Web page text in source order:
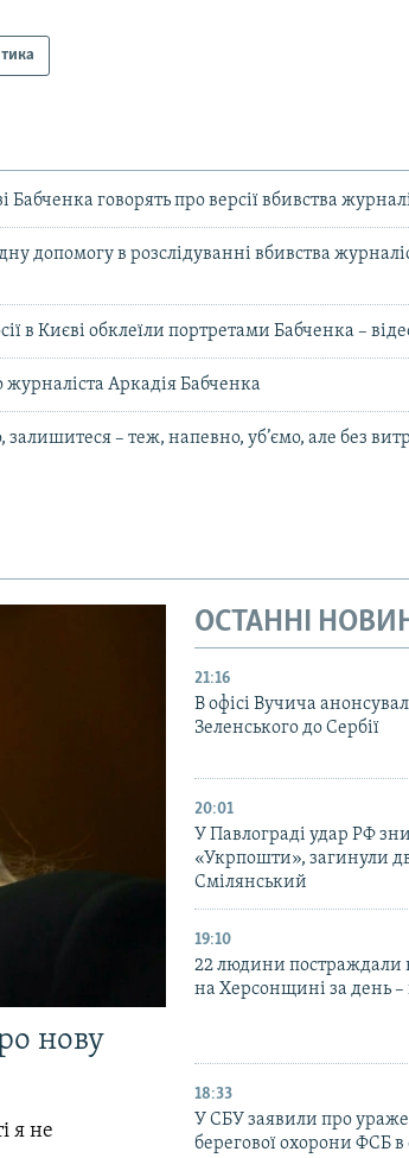
Бабченка говорять про версії вбивства
допомогу в розслідуванні вбивства
в Києві обклеїли портретами Бабченка –
Аркадія Бабченка
залишитеся – теж, напевно, уб’ємо, але без
нову
я не
ОСТАННІ
21:16
В офісі Вучича
Зеленського до Сербії
20:01
У Павлограді удар РФ
«Укрпошти», загинули
Смілянський
19:10
22 людини постраждали
на Херсонщині за день –
18:33
У СБУ заявили про
берегової охорони ФСБ в